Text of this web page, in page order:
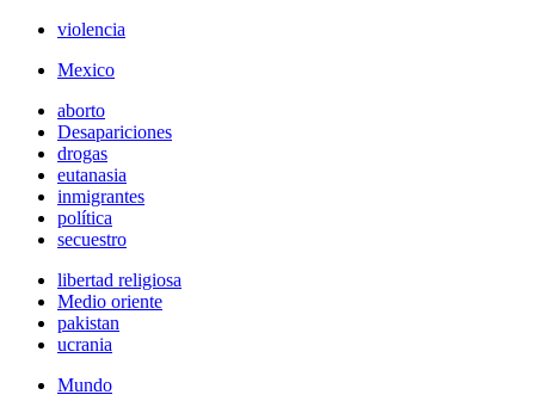
violencia
Mexico
aborto
Desapariciones
drogas
eutanasia
inmigrantes
política
secuestro
libertad religiosa
Medio oriente
pakistan
ucrania
Mundo